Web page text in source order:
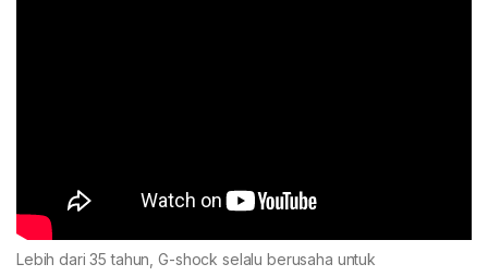
Lebih dari 35 tahun, G-shock selalu berusaha untuk